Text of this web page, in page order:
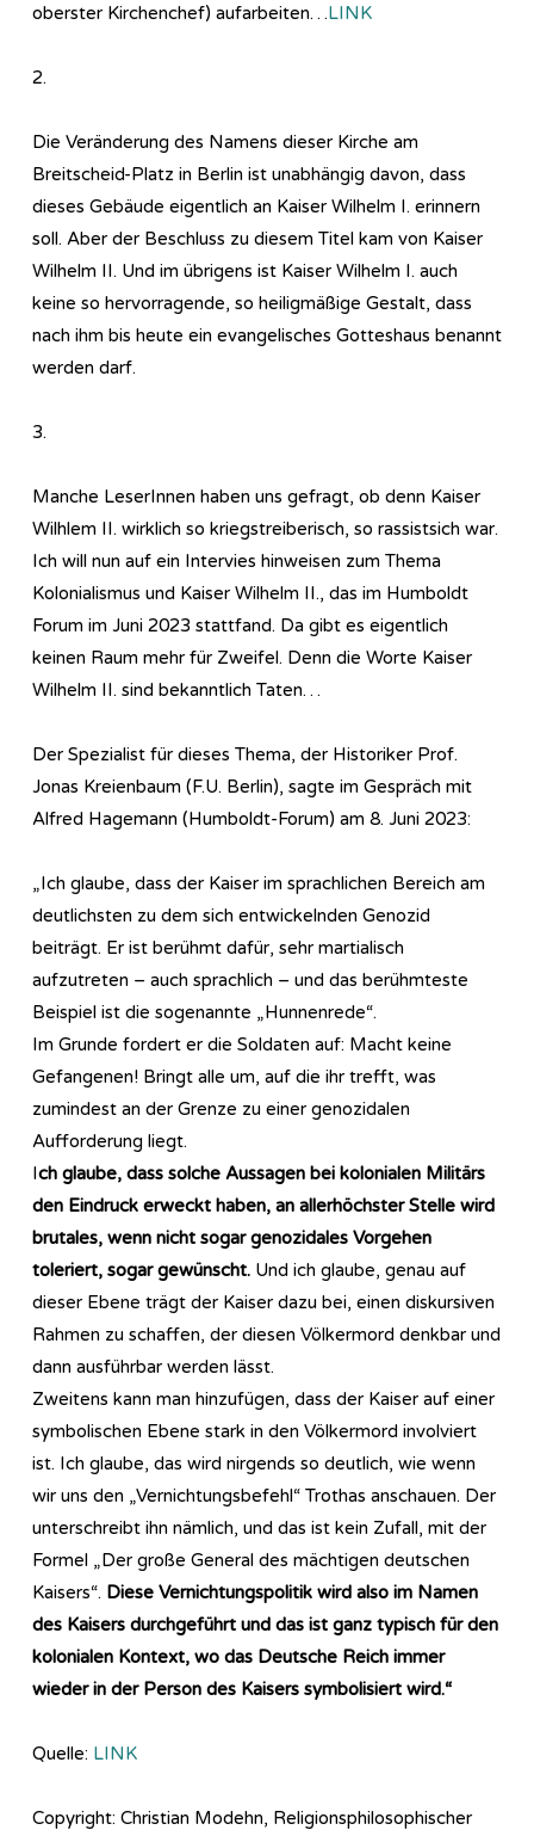
oberster Kirchenchef) aufarbeiten…LINK
2.
Die Veränderung des Namens dieser Kirche am
Breitscheid-Platz in Berlin ist unabhängig davon, dass
dieses Gebäude eigentlich an Kaiser Wilhelm I. erinnern
soll. Aber der Beschluss zu diesem Titel kam von Kaiser
Wilhelm II. Und im übrigens ist Kaiser Wilhelm I. auch
keine so hervorragende, so heiligmäßige Gestalt, dass
nach ihm bis heute ein evangelisches Gotteshaus benannt
werden darf.
3.
Manche LeserInnen haben uns gefragt, ob denn Kaiser
Wilhlem II. wirklich so kriegstreiberisch, so rassistsich war.
Ich will nun auf ein Intervies hinweisen zum Thema
Kolonialismus und Kaiser Wilhelm II., das im Humboldt
Forum im Juni 2023 stattfand. Da gibt es eigentlich
keinen Raum mehr für Zweifel. Denn die Worte Kaiser
Wilhelm II. sind bekanntlich Taten…
Der Spezialist für dieses Thema, der Historiker Prof.
Jonas Kreienbaum (F.U. Berlin), sagte im Gespräch mit
Alfred Hagemann (Humboldt-Forum) am 8. Juni 2023:
„Ich glaube, dass der Kaiser im sprachlichen Bereich am
deutlichsten zu dem sich entwickelnden Genozid
beiträgt. Er ist berühmt dafür, sehr martialisch
aufzutreten – auch sprachlich – und das berühmteste
Beispiel ist die sogenannte „Hunnenrede“.
Im Grunde fordert er die Soldaten auf: Macht keine
Gefangenen! Bringt alle um, auf die ihr trefft, was
zumindest an der Grenze zu einer genozidalen
Aufforderung liegt.
Ich glaube, dass solche Aussagen bei kolonialen Militärs
den Eindruck erweckt haben, an allerhöchster Stelle wird
brutales, wenn nicht sogar genozidales Vorgehen
toleriert, sogar gewünscht. Und ich glaube, genau auf
dieser Ebene trägt der Kaiser dazu bei, einen diskursiven
Rahmen zu schaffen, der diesen Völkermord denkbar und
dann ausführbar werden lässt.
Zweitens kann man hinzufügen, dass der Kaiser auf einer
symbolischen Ebene stark in den Völkermord involviert
ist. Ich glaube, das wird nirgends so deutlich, wie wenn
wir uns den „Vernichtungsbefehl“ Trothas anschauen. Der
unterschreibt ihn nämlich, und das ist kein Zufall, mit der
Formel „Der große General des mächtigen deutschen
Kaisers“. Diese Vernichtungspolitik wird also im Namen
des Kaisers durchgeführt und das ist ganz typisch für den
kolonialen Kontext, wo das Deutsche Reich immer
wieder in der Person des Kaisers symbolisiert wird.“
Quelle: LINK
Copyright: Christian Modehn, Religionsphilosophischer